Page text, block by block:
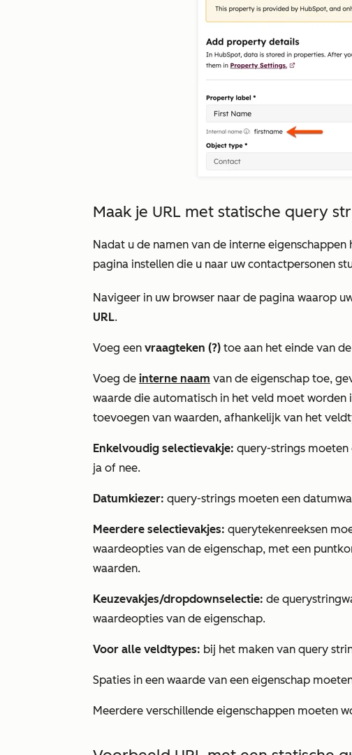
Maak je URL met statische query
Nadat u de namen van de interne
pagina instellen die u naar uw contactpersonen
Navigeer in uw browser naar de pagina waarop
URL.
Voeg een vraagteken (?) toe aan het einde van
Voeg de interne naam van de eigenschap toe,
waarde die automatisch in het veld moet
toevoegen van waarden, afhankelijk van het
Enkelvoudig selectievakje: query-strings moeten
ja of nee.
Datumkiezer: query-strings moeten een
Meerdere selectievakjes: querytekenreeksen
waardeopties van de eigenschap, met een
waarden.
Keuzevakjes/dropdownselectie: de
waardeopties van de eigenschap.
Voor alle veldtypes: bij het maken van query
Spaties in een waarde van een eigenschap
Meerdere verschillende eigenschappen moeten